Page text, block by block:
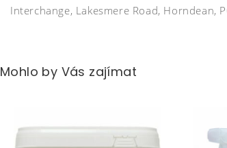
Interchange, Lakesmere Road, Horndean,
Mohlo by Vás zajímat